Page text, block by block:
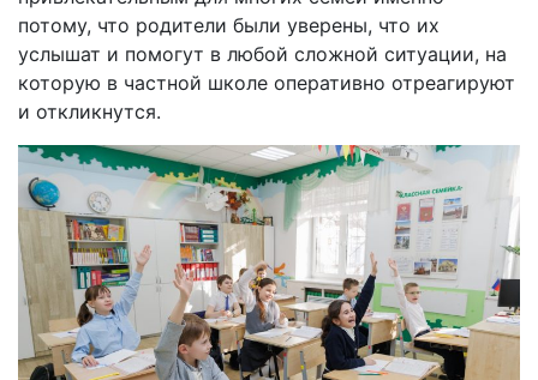
потому, что родители были уверены, что их
услышат и помогут в любой сложной ситуации, на
которую в частной школе оперативно отреагируют
и откликнутся.